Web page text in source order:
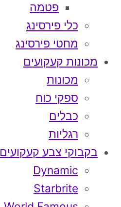
פטמה
כלי פירסינג
מחטי פירסינג
מכונות קעקועים
מכונות
ספקי כוח
כבלים
רגליות
בקבוקי צבע קעקועים
Dynamic
Starbrite